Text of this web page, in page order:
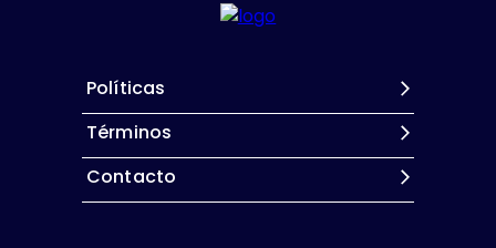
Políticas
Términos
Contacto